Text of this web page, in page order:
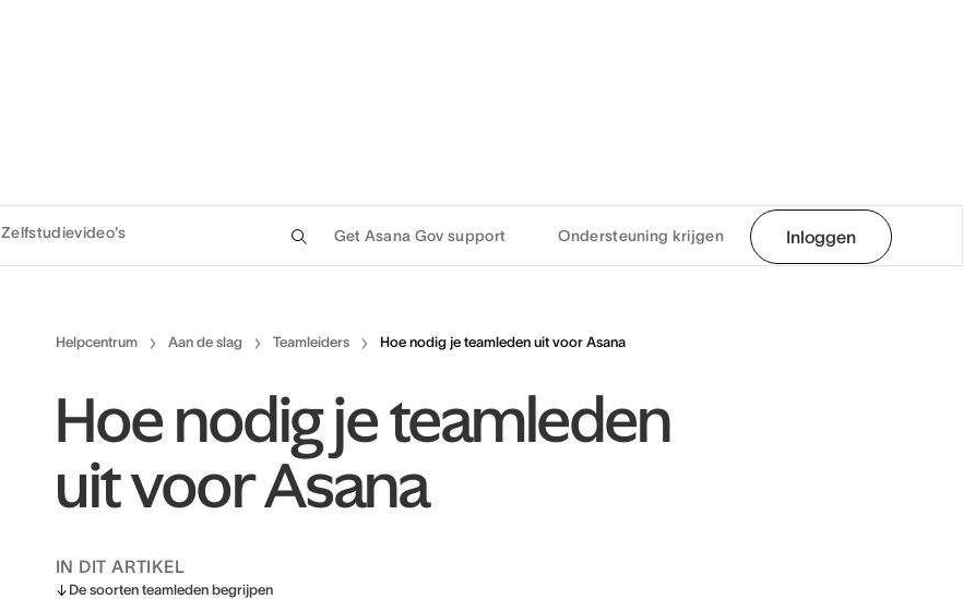
Zelfstudievideo's Get Asana Gov support Ondersteuning krijgen Inloggen
Helpcentrum Aan de slag Teamleiders Hoe nodig je teamleden uit voor Asana
Hoe nodig je teamleden
uit voor Asana
IN DIT ARTIKEL
De soorten teamleden begrijpen